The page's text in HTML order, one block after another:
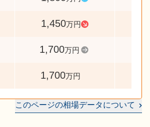
1,450万円
1,700万円
1,700万円
このページの相場データについて